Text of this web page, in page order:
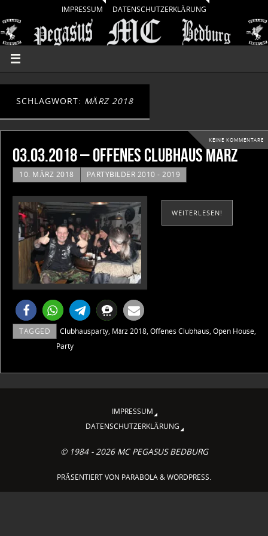
IMPRESSUM DATENSCHUTZERKLÄRUNG
SCHLAGWORT: MÄRZ 2018
KEINE KOMMENTARE
03.03.2018 – Offenes Clubhaus März
10. MÄRZ 2018 PARTYBILDER 2010 - 2019
WEITERLESEN!
TAGGED Clubhausparty, März 2018,Offenes Clubhaus,Open House,
Party
IMPRESSUM
DATENSCHUTZERKLÄRUNG
© 1984 - 2026 MC PEGASUS BEDBURG
PRÄSENTIERT VON PARABOLA&WORDPRESS.